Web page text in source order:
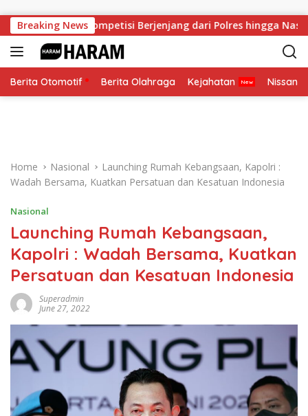
Breaking News
2026, Kompetisi Berjenjang dari Polres hingga Nasional
Berita Otomotif Berita Olahraga Kejahatan Nissan
Home Nasional
Launching Rumah Kebangsaan, Kapolri :
Wadah Bersama, Kuatkan Persatuan dan Kesatuan Indonesia
Nasional
Launching Rumah Kebangsaan,
Kapolri : Wadah Bersama, Kuatkan
Persatuan dan Kesatuan Indonesia
Superadmin
June 27, 2022